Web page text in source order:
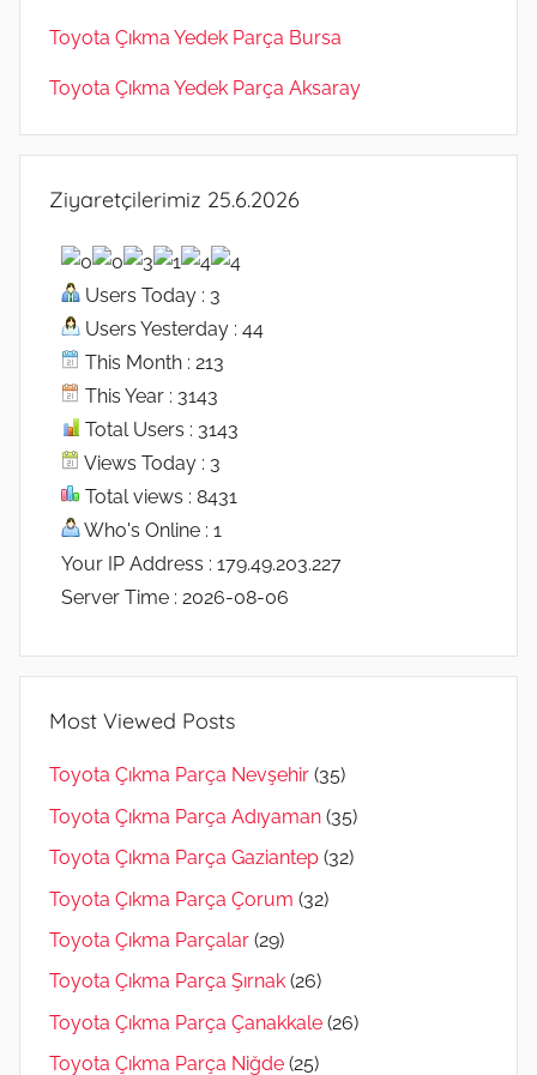
Toyota Çıkma Yedek Parça Bursa
Toyota Çıkma Yedek Parça Aksaray
Ziyaretçilerimiz 25.6.2026
Users Today : 3
Users Yesterday : 44
This Month : 213
This Year : 3143
Total Users : 3143
Views Today : 3
Total views : 8431
Who's Online : 1
Your IP Address : 179.49.203.227
Server Time : 2026-08-06
Most Viewed Posts
Toyota Çıkma Parça Nevşehir (35)
Toyota Çıkma Parça Adıyaman (35)
Toyota Çıkma Parça Gaziantep (32)
Toyota Çıkma Parça Çorum (32)
Toyota Çıkma Parçalar (29)
Toyota Çıkma Parça Şırnak (26)
Toyota Çıkma Parça Çanakkale (26)
Toyota Çıkma Parça Niğde (25)